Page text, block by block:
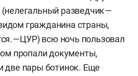
разведчик —
гражданина страны,
— ЦУР) всю ночь пользовал
пропали документы,
две пары ботинок. Еще